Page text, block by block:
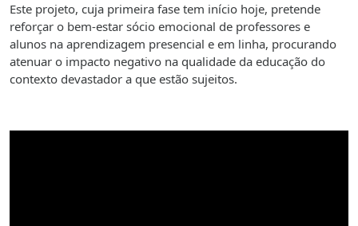
Este projeto, cuja primeira fase tem início hoje, pretende
reforçar o bem-estar sócio emocional de professores e
alunos na aprendizagem presencial e em linha, procurando
atenuar o impacto negativo na qualidade da educação do
contexto devastador a que estão sujeitos.